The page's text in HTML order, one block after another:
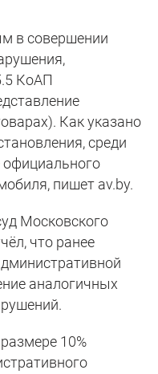
в совершении
КоАП
Как указано
среди
официального
пишет av.by.
Московского
что ранее
аналогичных
10%